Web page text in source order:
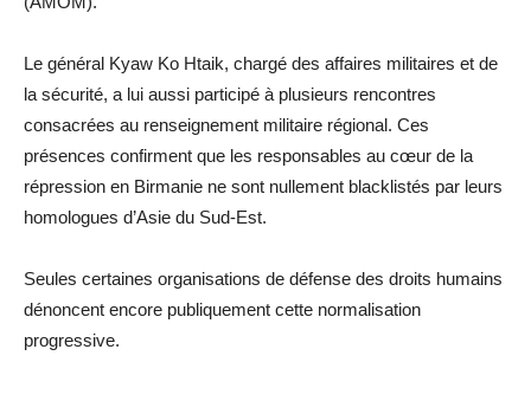
Le général Kyaw Ko Htaik, chargé des affaires militaires et de
la sécurité, a lui aussi participé à plusieurs rencontres
consacrées au renseignement militaire régional. Ces
présences confirment que les responsables au cœur de la
répression en Birmanie ne sont nullement blacklistés par leurs
homologues d’Asie du Sud-Est.
Seules certaines organisations de défense des droits humains
dénoncent encore publiquement cette normalisation
progressive.